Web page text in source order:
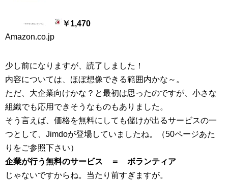
￥1,470
Amazon.co.jp
少し前になりますが、読了しました！
内容については、ほぼ想像できる範囲内かな～。
ただ、大企業向けかな？と最初は思ったのですが、小さな
組織でも応用できそうなものもありました。
そう言えば、価格を無料にしても儲けが出るサービスの一
つとして、Jimdoが登場していましたね。（50ページあた
りをご参照下さい）
企業が行う無料のサービス ＝ ボランティア
じゃないですからね。当たり前すぎますが。